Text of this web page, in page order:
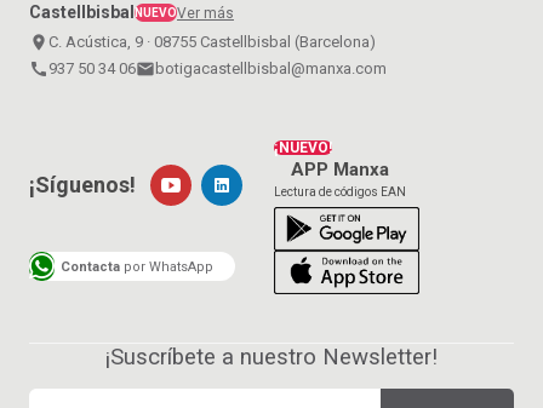
Castellbisbal NUEVOVer más
place C. Acústica, 9 · 08755 Castellbisbal (Barcelona)
call 937 50 34 06email botigacastellbisbal@manxa.com
¡NUEVO!
APP Manxa
Lectura de códigos EAN
¡Síguenos!
Contacta por WhatsApp
¡Suscríbete a nuestro Newsletter!